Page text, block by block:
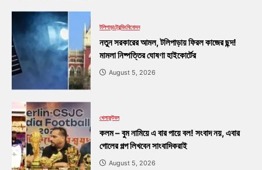
টলিপাড়াট্রেন্ডিংবিনোদন
নতুন সরকারের আমল, টলিপাড়ায় ফিরল কাজের ছন্দ!
মামলা নিষ্পত্তির ঘোষণা হাইকোর্টের
August 5, 2026
খেলাফুটবল
কলম – বুম নামিয়ে এ বার পায়ে বল! সংবাদ নয়, এবার
গোলের গল্প লিখবেন সাংবাদিকরাই
August 5, 2026